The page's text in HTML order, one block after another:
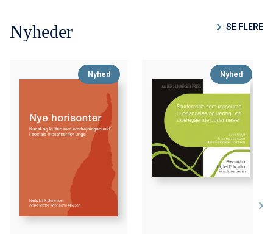
Nyheder SE FLERE
Nyhed Nyhed